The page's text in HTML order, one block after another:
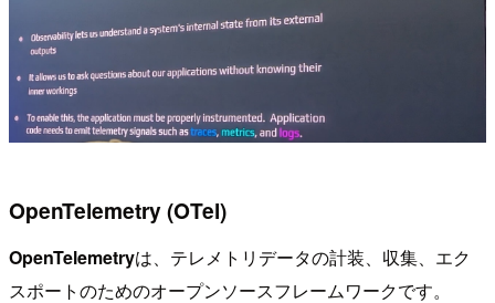
OpenTelemetry (OTel)
OpenTelemetryは、テレメトリデータの計装、収集、エク
スポートのためのオープンソースフレームワークです。